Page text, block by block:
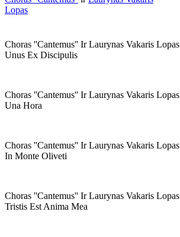
Lopas
Choras ''cantemus'' Ir Laurynas Vakaris Lopas
Unus Ex Discipulis
Choras ''cantemus'' Ir Laurynas Vakaris Lopas
Una Hora
Choras ''cantemus'' Ir Laurynas Vakaris Lopas
In Monte Oliveti
Choras ''cantemus'' Ir Laurynas Vakaris Lopas
Tristis Est Anima Mea